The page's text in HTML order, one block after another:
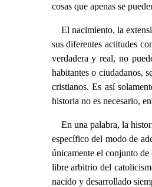
cosas que apenas se
El nacimiento, la
sus diferentes actitudes
verdadera y real, no
habitantes o ciudadanos,
cristianos. Es así
historia no es necesario,
En una palabra, la
específico del modo de
únicamente el conjunto de
libre arbitrio del
nacido y desarrollado